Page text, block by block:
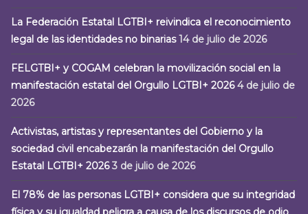
La Federación Estatal LGTBI+ reivindica el reconocimiento
legal de las identidades no binarias 14 de julio de 2026
FELGTBI+ y COGAM celebran la movilización social en la
manifestación estatal del Orgullo LGTBI+ 2026 4 de julio de
2026
Activistas, artistas y representantes del Gobierno y la
sociedad civil encabezarán la manifestación del Orgullo
Estatal LGTBI+ 2026 3 de julio de 2026
El 78% de las personas LGTBI+ considera que su integridad